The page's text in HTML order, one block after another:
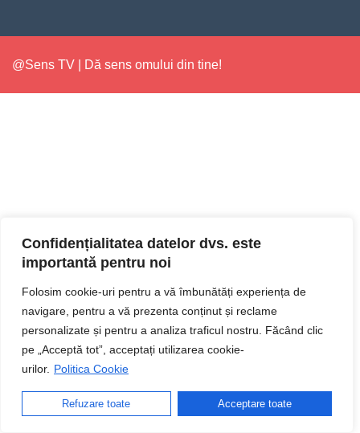
Confidențialitatea datelor dvs. este
importantă pentru noi
Folosim cookie-uri pentru a vă îmbunătăți experiența de
navigare, pentru a vă prezenta conținut și reclame
personalizate și pentru a analiza traficul nostru. Făcând clic
pe „Acceptă tot”, acceptați utilizarea cookie-
urilor. Politica Cookie
Refuzare toate Acceptare toate
@Sens TV | Dă sens omului din tine!